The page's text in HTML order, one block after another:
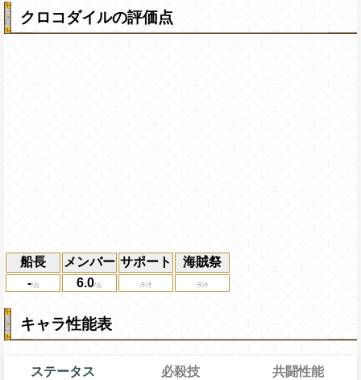
クロコダイルの評価点
船長 メンバー サポート
海賊祭
-
6.0
キャラ性能表
ステータス 必殺技 共闘性能